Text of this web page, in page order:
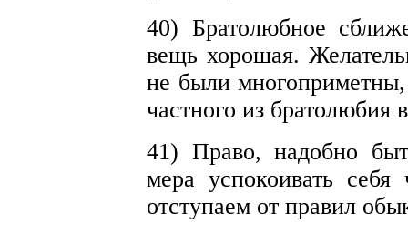
40) Братолюбное
вещь хорошая.
не были многоприметны,
частного из братолюбия
41) Право, надобно
мера успокоивать
отступаем от правил